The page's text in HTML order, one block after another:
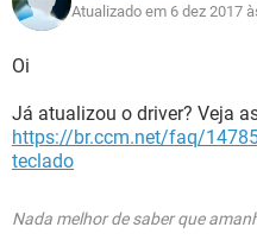
Atualizado em 6 dez 2017
Oi
Já atualizou o driver? Veja
https://br.ccm.net/faq/
teclado
Nada melhor de saber que